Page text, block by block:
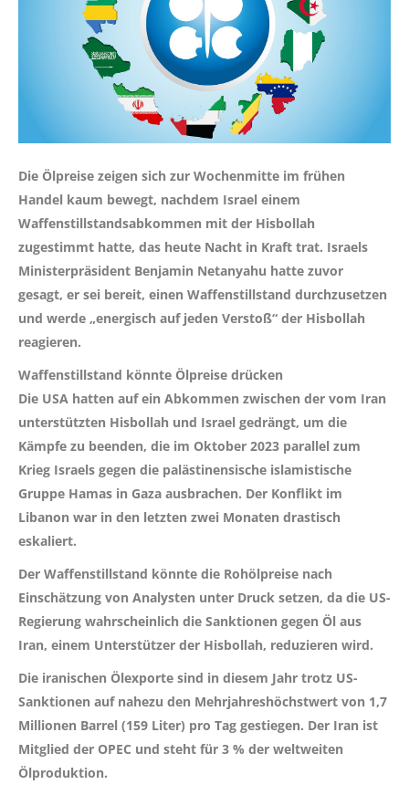
Die Ölpreise zeigen sich zur Wochenmitte im frühen
Handel kaum bewegt, nachdem Israel einem
Waffenstillstandsabkommen mit der Hisbollah
zugestimmt hatte, das heute Nacht in Kraft trat. Israels
Ministerpräsident Benjamin Netanyahu hatte zuvor
gesagt, er sei bereit, einen Waffenstillstand durchzusetzen
und werde „energisch auf jeden Verstoß“ der Hisbollah
reagieren.
Waffenstillstand könnte Ölpreise drücken
Die USA hatten auf ein Abkommen zwischen der vom Iran
unterstützten Hisbollah und Israel gedrängt, um die
Kämpfe zu beenden, die im Oktober 2023 parallel zum
Krieg Israels gegen die palästinensische islamistische
Gruppe Hamas in Gaza ausbrachen. Der Konflikt im
Libanon war in den letzten zwei Monaten drastisch
eskaliert.
Der Waffenstillstand könnte die Rohölpreise nach
Einschätzung von Analysten unter Druck setzen, da die US-
Regierung wahrscheinlich die Sanktionen gegen Öl aus
Iran, einem Unterstützer der Hisbollah, reduzieren wird.
Die iranischen Ölexporte sind in diesem Jahr trotz US-
Sanktionen auf nahezu den Mehrjahreshöchstwert von 1,7
Millionen Barrel (159 Liter) pro Tag gestiegen. Der Iran ist
Mitglied der OPEC und steht für 3 % der weltweiten
Ölproduktion.